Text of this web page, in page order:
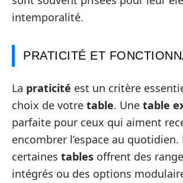
intemporalité.
PRATICITÉ ET
La praticité est un critère
choix de votre table. Une table
parfaite pour ceux qui aiment
encombrer l’espace au quotidien.
certaines tables offrent des
intégrés ou des options